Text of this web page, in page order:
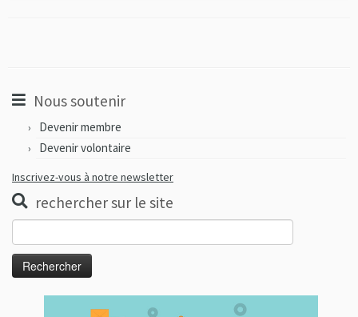
Nous soutenir
Devenir membre
Devenir volontaire
Inscrivez-vous à notre newsletter
rechercher sur le site